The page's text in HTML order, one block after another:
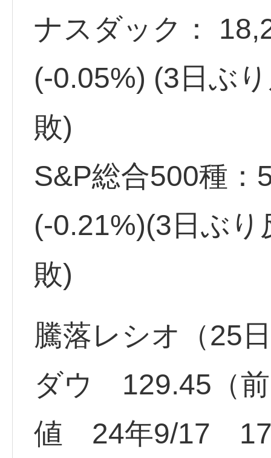
ナスダック：
(-0.05%) (3日ぶ
敗)
S&P総合500種
(-0.21%)(3日ぶ
敗)
騰落レシオ（25
ダウ 129.45（
値 24年9/17